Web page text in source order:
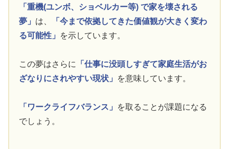
「重機(ユンボ、ショベルカー等) で家を壊される
夢」 は、
「今まで依拠してきた価値観が大きく変わ
る可能性」
を示しています。
この夢はさらに
「仕事に没頭しすぎて家庭生活がお
ざなりにされやすい現状」
を意味しています。
「ワークライフバランス」
を取ることが課題になる
でしょう。